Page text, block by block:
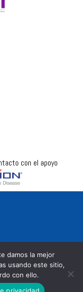
con el apoyo
damos la mejor
usando este sitio,
con ello.
privacidad